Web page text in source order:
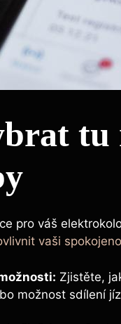
tu
pro váš
vaši
Zjistěte,
možnost sdílení